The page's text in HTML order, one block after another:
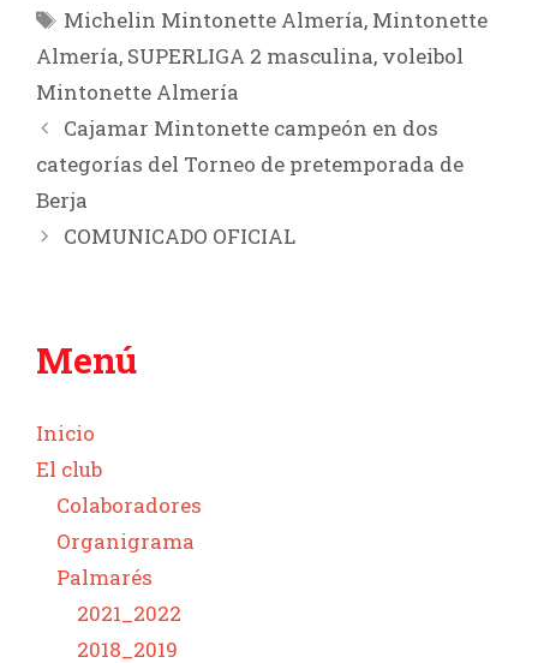
Etiquetas
Michelin Mintonette Almería, Mintonette
Almería, SUPERLIGA 2 masculina, voleibol
Mintonette Almería
Cajamar Mintonette campeón en dos
categorías del Torneo de pretemporada de
Berja
COMUNICADO OFICIAL
Menú
Inicio
El club
Colaboradores
Organigrama
Palmarés
2021_2022
2018_2019